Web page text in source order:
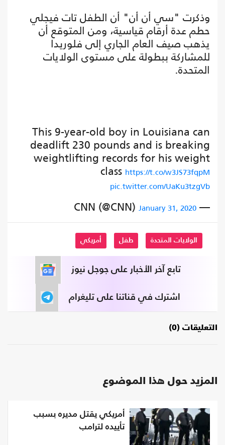
وذكرت "سي أن أن" أن الطفل تات فيجلي
حطم عدة أرقام قياسية، ومن المتوقع أن
يذهب صيف العام الجاري إلى فلوريدا
للمشاركة ببطولة على مستوى الولايات
المتحدة.
This 9-year-old boy in Louisiana can
deadlift 230 pounds and is breaking
weightlifting records for his weight
class https://t.co/w3JS73fqpM
pic.twitter.com/UaKu3tzgVb
— CNN (@CNN)
January 31, 2020
الولايات المتحدة طفل أمريكي
تابع آخر الأخبار على جوجل نيوز
اشترك في قناتنا على تليغرام
التعليقات (0)
المزيد حول هذا الموضوع
أمريكي يقتل مديره بسبب
تأييده لترامب